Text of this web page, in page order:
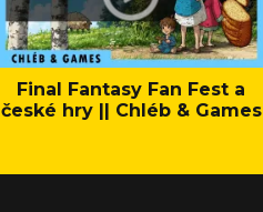
Final Fantasy Fan Fest a
české hry || Chléb & Games